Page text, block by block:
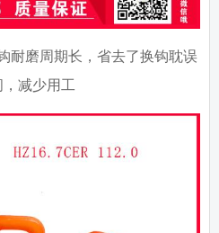
耐磨周期长，省去了换钩耽误
，减少用工